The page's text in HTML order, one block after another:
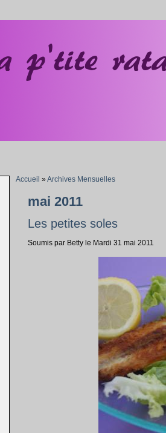
Accueil »Archives Mensuelles
mai 2011
Les petites soles
Soumis par Betty le Mardi 31 mai 2011